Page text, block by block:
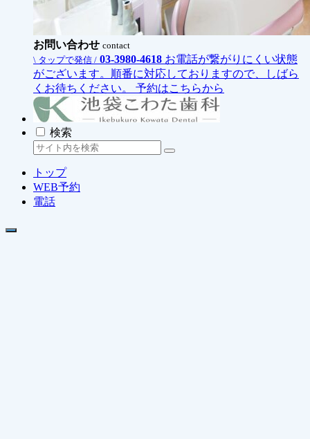
お問い合わせ contact
\ タップで発信 / 03-3980-4618 お電話が繋がりにくい状態
がございます。順番に対応しておりますので、しばら
くお待ちください。
予約はこちらから
検索
トップ
WEB予約
電話